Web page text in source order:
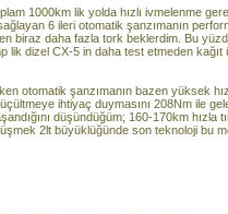
1000km lik yolda hızlı ivmelenme
6 ileri otomatik şanzımanın
biraz daha fazla tork beklerdim. Bu
lik dizel CX-5 in daha test etmeden kağıt
otomatik şanzımanın bazen yüksek
ihtiyaç duymasını 208Nm ile
düşündüğüm; 160-170km hızla
2lt büyüklüğünde son teknoloji bu